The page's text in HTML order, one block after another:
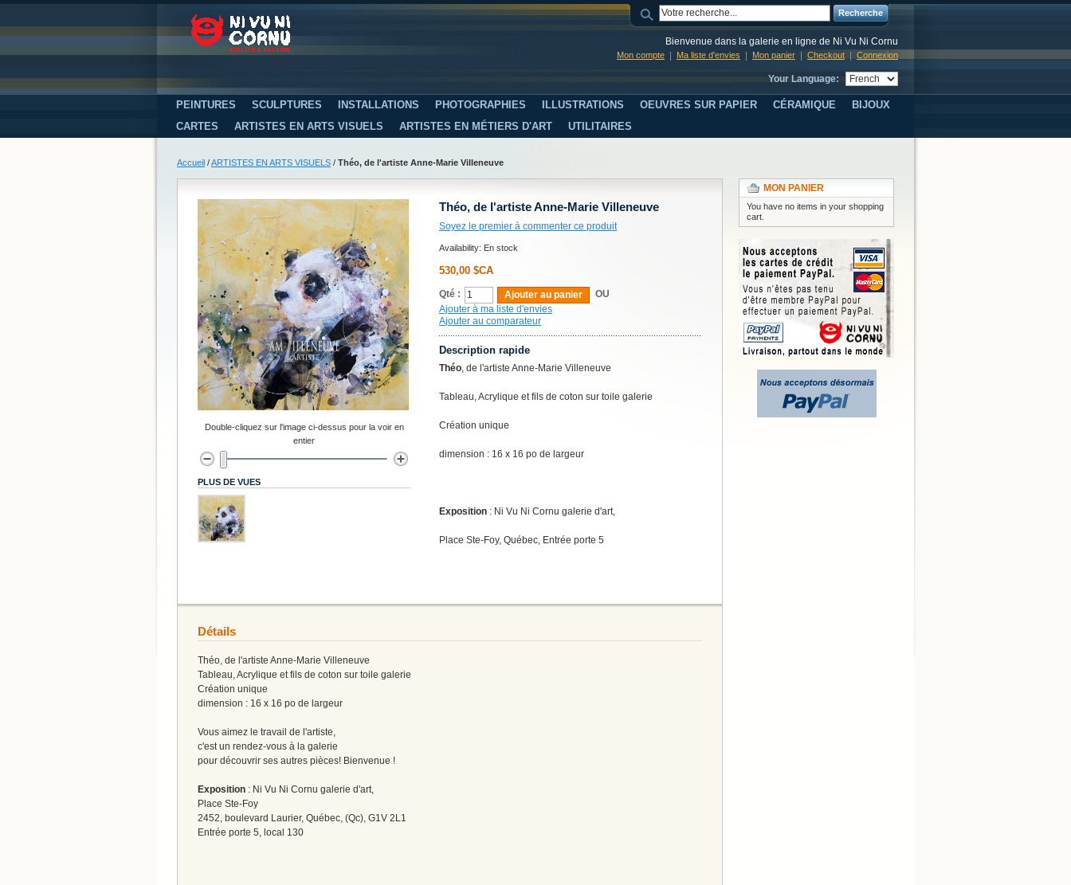
Recherche
Bienvenue dans la galerie en ligne de Ni Vu Ni Cornu
Mon compte Ma liste d'envies Mon panier Checkout Connexion
Your Language:
PEINTURES SCULPTURES INSTALLATIONS PHOTOGRAPHIES ILLUSTRATIONS OEUVRES SUR PAPIER CÉRAMIQUE
BIJOUX
CARTES
ARTISTES EN ARTS VISUELS ARTISTES EN MÉTIERS D'ART UTILITAIRES
Accueil /ARTISTES EN ARTS VISUELS / Théo, de l'artiste Anne-Marie Villeneuve
Théo, de l'artiste Anne-Marie Villeneuve
Soyez le premier à commenter ce produit
Availability: En stock
530,00 $CA
Qté : Ajouter au panier
OU
Ajouter à ma liste d'envies
Ajouter au comparateur
Description rapide
Théo, de l'artiste Anne-Marie Villeneuve
Tableau, Acrylique et fils de coton sur toile galerie
Création unique
dimension : 16 x 16 po de largeur
Exposition : Ni Vu Ni Cornu galerie d'art,
Place Ste-Foy, Québec, Entrée porte 5
Double-cliquez sur l'image ci-dessus pour la voir en
entier
PLUS DE VUES
Détails
Théo, de l'artiste Anne-Marie Villeneuve
Tableau, Acrylique et fils de coton sur toile galerie
Création unique
dimension : 16 x 16 po de largeur
Vous aimez le travail de l'artiste,
c'est un rendez-vous à la galerie
pour découvrir ses autres pièces! Bienvenue !
Exposition : Ni Vu Ni Cornu galerie d'art,
Place Ste-Foy
2452, boulevard Laurier, Québec, (Qc), G1V 2L1
Entrée porte 5, local 130
MON PANIER
You have no items in your shopping
cart.